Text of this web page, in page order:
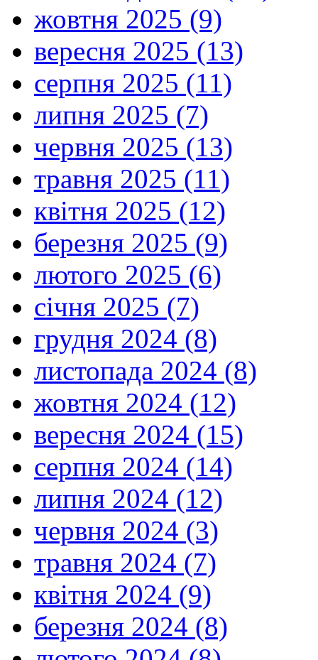
жовтня 2025 (9)
вересня 2025 (13)
серпня 2025 (11)
липня 2025 (7)
червня 2025 (13)
травня 2025 (11)
квітня 2025 (12)
березня 2025 (9)
лютого 2025 (6)
січня 2025 (7)
грудня 2024 (8)
листопада 2024 (8)
жовтня 2024 (12)
вересня 2024 (15)
серпня 2024 (14)
липня 2024 (12)
червня 2024 (3)
травня 2024 (7)
квітня 2024 (9)
березня 2024 (8)